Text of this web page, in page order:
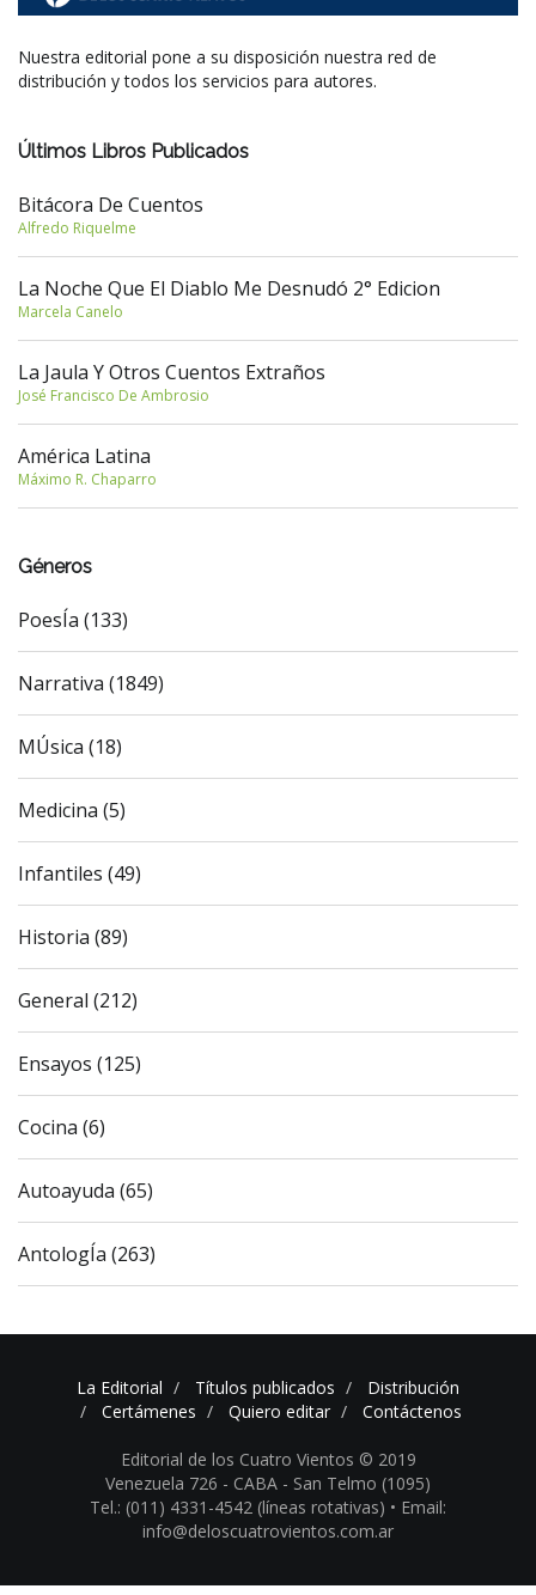
Nuestra editorial pone a su disposición nuestra red de
distribución y todos los servicios para autores.
Últimos Libros Publicados
Bitácora De Cuentos
Alfredo Riquelme
La Noche Que El Diablo Me Desnudó 2° Edicion
Marcela Canelo
La Jaula Y Otros Cuentos Extraños
José Francisco De Ambrosio
América Latina
Máximo R. Chaparro
Géneros
PoesÍa (133)
Narrativa (1849)
MÚsica (18)
Medicina (5)
Infantiles (49)
Historia (89)
General (212)
Ensayos (125)
Cocina (6)
Autoayuda (65)
AntologÍa (263)
La Editorial Títulos publicados
Distribución
Certámenes
Quiero editar Contáctenos
Editorial de los Cuatro Vientos © 2019
Venezuela 726 - CABA - San Telmo (1095)
Tel.: (011) 4331-4542 (líneas rotativas) • Email:
info@deloscuatrovientos.com.ar